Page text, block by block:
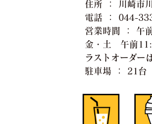
住所 ： 川崎市
電話 ： 044-
営業時間 ： 午
金・土 午前
ラストオーダー
駐車場 ： 21台